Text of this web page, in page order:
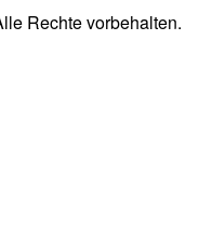
Rechte vorbehalten.